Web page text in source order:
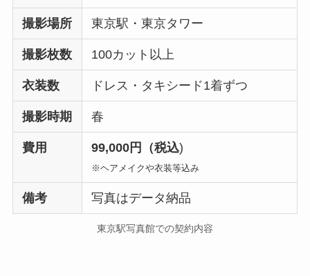
撮影場所 東京駅・東京タワー
撮影枚数 100カット以上
衣装数 ドレス・タキシード1着ずつ
撮影時期 春
費用 99,000円（税込)
※ヘアメイクや衣装等込み
備考 写真はデータ納品
東京駅写真館での契約内容